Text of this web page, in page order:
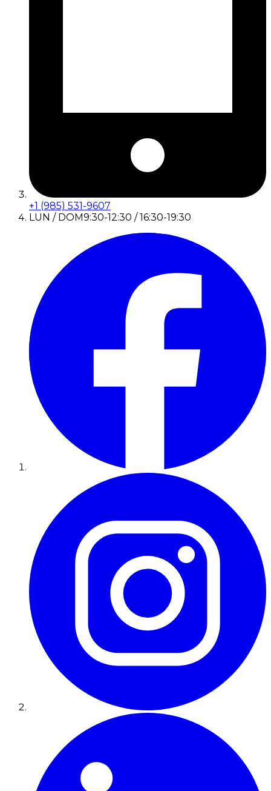
+1 (985) 531-9607
LUN / DOM9:30-12:30 / 16:30-19:30